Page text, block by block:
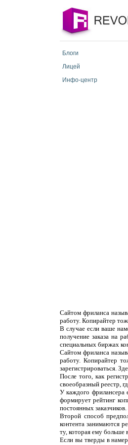
Блоги
Лицей
Инфо-центр
Сайтом фриланса
работу. Копирайтер
В случае если ваше
получение заказа на
специальных биржах
Сайтом фриланса
работу. Копирайтер
зарегистрироваться.
После того, как
своеобразный реестр,
У каждого фрилансера
формирует рейтинг
постоянных
Второй способ
контента занимаются
ту, которая ему больше
Если вы тверды в